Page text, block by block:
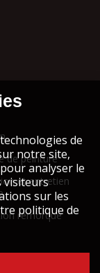
de peinture
et entretien
remorque